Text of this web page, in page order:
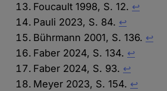
Foucault 1998, S. 12. ↩︎
Pauli 2023, S. 84. ↩︎
Bührmann 2001, S. 136. ↩︎
Faber 2024, S. 134. ↩︎
Faber 2024, S. 93. ↩︎
Meyer 2023, S. 154. ↩︎